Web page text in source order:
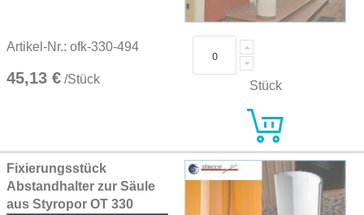
Artikel-Nr.: ofk-330-494
45,13 € /Stück Stück
Fixierungsstück
Abstandhalter zur Säule
aus Styropor OT 330